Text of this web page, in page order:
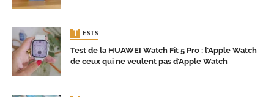
TESTS
Test de la HUAWEI Watch Fit 5 Pro : l’Apple Watch
de ceux qui ne veulent pas d’Apple Watch